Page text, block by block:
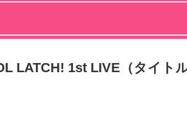
LATCH! 1st LIVE（タイト